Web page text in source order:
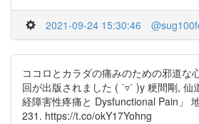
2021-09-24 15:30:46
ココロとカラダの痛みのための邪道な
回が出版されました ( ˙▿˙ )y 粳間剛, 仙
経障害性疼痛と Dysfunctional Pain」
231. https://t.co/okY17Yohng